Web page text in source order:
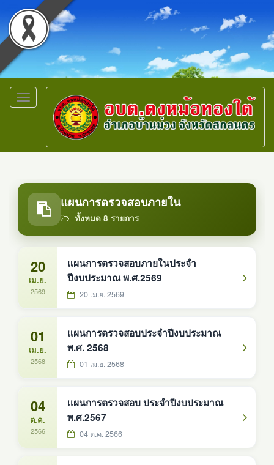
Toggle
navigation
แผนการตรวจสอบภายใน
ทั้งหมด 8 รายการ
20
เม.ย.
2569
แผนการตรวจสอบภายในประจำ
ปีงบประมาณ พ.ศ.2569
20 เม.ย. 2569
01
เม.ย.
2568
แผนการตรวจสอบประจำปีงบประมาณ
พ.ศ. 2568
01 เม.ย. 2568
04
ต.ค.
2566
เเผนการตรวจสอบ ประจำปีงบประมาณ
พ.ศ.2567
04 ต.ค. 2566